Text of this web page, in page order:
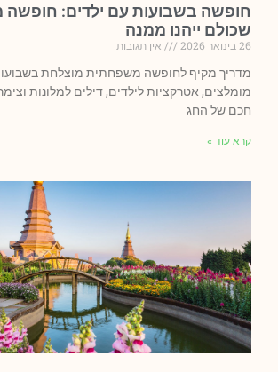
חופשה בשבועות עם ילדים:
שכולם ייהנו ממנה
26 בינואר 2026
אין תגובות
מדריך מקיף לחופשה משפחתית מוצלחת
מומלצים, אטרקציות לילדים, דילים למלונות
חכם של החג
קרא עוד »